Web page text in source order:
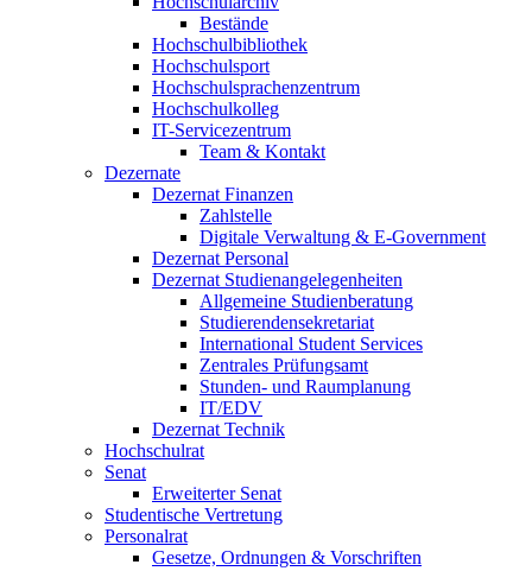
Bestände
Hochschulbibliothek
Hochschulsport
Hochschulsprachenzentrum
Hochschulkolleg
IT-Servicezentrum
Team & Kontakt
Dezernate
Dezernat Finanzen
Zahlstelle
Digitale Verwaltung & E-Government
Dezernat Personal
Dezernat Studienangelegenheiten
Allgemeine Studienberatung
Studierendensekretariat
International Student Services
Zentrales Prüfungsamt
Stunden- und Raumplanung
IT/EDV
Dezernat Technik
Hochschulrat
Senat
Erweiterter Senat
Studentische Vertretung
Personalrat
Gesetze, Ordnungen & Vorschriften